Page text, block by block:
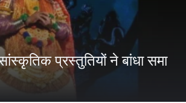
प्रस्तुतियों ने बांधा समा